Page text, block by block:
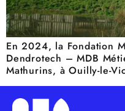
En 2024, la Fondation
Dendrotech – MDB
Mathurins, à Ouilly-le-